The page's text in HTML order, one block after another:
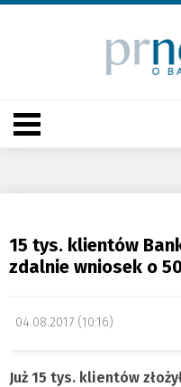
15 tys. klientów
zdalnie wniosek o
04.08.2017 (10:16)
Już 15 tys. klientów